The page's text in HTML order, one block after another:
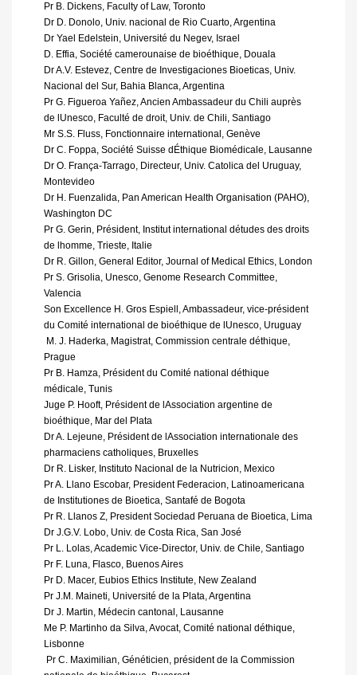
Pr B. Dickens, Faculty of Law, Toronto
Dr D. Donolo, Univ. nacional de Rio Cuarto, Argentina
Dr Yael Edelstein, Université du Negev, Israel
D. Effia, Société camerounaise de bioéthique, Douala
Dr A.V. Estevez, Centre de Investigaciones Bioeticas, Univ.
Nacional del Sur, Bahia Blanca, Argentina
Pr G. Figueroa Yañez, Ancien Ambassadeur du Chili auprès
de lUnesco, Faculté de droit, Univ. de Chili, Santiago
Mr S.S. Fluss, Fonctionnaire international, Genève
Dr C. Foppa, Société Suisse dÉthique Biomédicale, Lausanne
Dr O. França-Tarrago, Directeur, Univ. Catolica del Uruguay,
Montevideo
Dr H. Fuenzalida, Pan American Health Organisation (PAHO),
Washington DC
Pr G. Gerin, Président, Institut international détudes des droits
de lhomme, Trieste, Italie
Dr R. Gillon, General Editor, Journal of Medical Ethics, London
Pr S. Grisolia, Unesco, Genome Research Committee,
Valencia
Son Excellence H. Gros Espiell, Ambassadeur, vice-président
du Comité international de bioéthique de lUnesco, Uruguay
 M. J. Haderka, Magistrat, Commission centrale déthique,
Prague
Pr B. Hamza, Président du Comité national déthique
médicale, Tunis
Juge P. Hooft, Président de lAssociation argentine de
bioéthique, Mar del Plata
Dr A. Lejeune, Président de lAssociation internationale des
pharmaciens catholiques, Bruxelles
Dr R. Lisker, Instituto Nacional de la Nutricion, Mexico
Pr A. Llano Escobar, President Federacion, Latinoamericana
de Institutiones de Bioetica, Santafé de Bogota
Pr R. Llanos Z, President Sociedad Peruana de Bioetica, Lima
Dr J.G.V. Lobo, Univ. de Costa Rica, San José
Pr L. Lolas, Academic Vice-Director, Univ. de Chile, Santiago
Pr F. Luna, Flasco, Buenos Aires
Pr D. Macer, Eubios Ethics Institute, New Zealand
Pr J.M. Maineti, Université de la Plata, Argentina
Dr J. Martin, Médecin cantonal, Lausanne
Me P. Martinho da Silva, Avocat, Comité national déthique,
Lisbonne
 Pr C. Maximilian, Généticien, président de la Commission